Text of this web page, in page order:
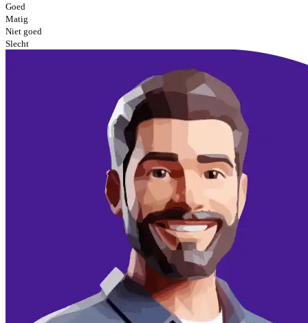
Goed
Matig
Niet goed
Slecht